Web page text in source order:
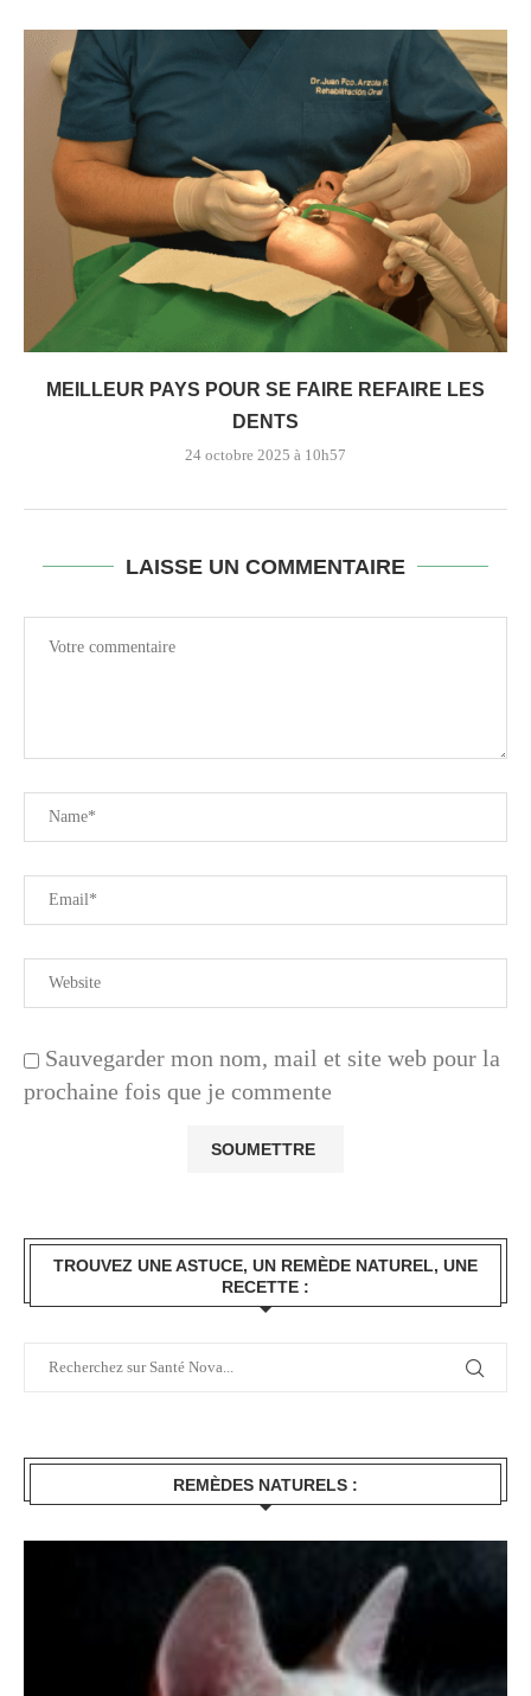
MEILLEUR PAYS POUR SE FAIRE REFAIRE LES
DENTS
24 octobre 2025 à 10h57
LAISSE UN COMMENTAIRE
Sauvegarder mon nom, mail et site web pour la
prochaine fois que je commente
TROUVEZ UNE ASTUCE, UN REMÈDE NATUREL, UNE
RECETTE :
REMÈDES NATURELS :